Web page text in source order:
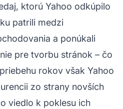
ktorú Yahoo odkúpilo
patrili medzi
a ponúkali
pre tvorbu stránok – čo
rokov však Yahoo
zo strany novších
viedlo k poklesu ich